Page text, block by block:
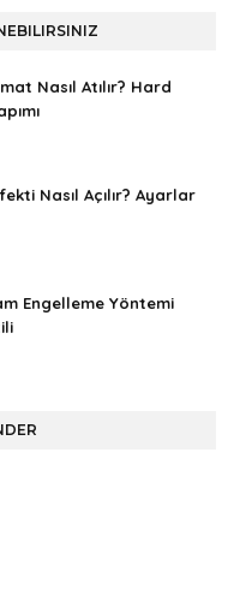
Nasıl Atılır? Hard
Nasıl Açılır? Ayarlar
Engelleme Yöntemi